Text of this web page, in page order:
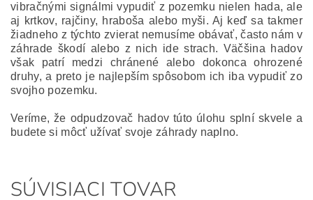
vibračnými signálmi vypudiť z pozemku nielen hada, ale
aj krtkov, rajčiny, hraboša alebo myši. Aj keď sa takmer
žiadneho z týchto zvierat nemusíme obávať, často nám v
záhrade škodí alebo z nich ide strach. Väčšina hadov
však patrí medzi chránené alebo dokonca ohrozené
druhy, a preto je najlepším spôsobom ich iba vypudiť zo
svojho pozemku.
Veríme, že odpudzovač hadov túto úlohu splní skvele a
budete si môcť užívať svoje záhrady naplno.
SÚVISIACI TOVAR